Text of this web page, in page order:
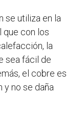
se utiliza en la
que con los
la
sea fácil de
el cobre es
y no se daña